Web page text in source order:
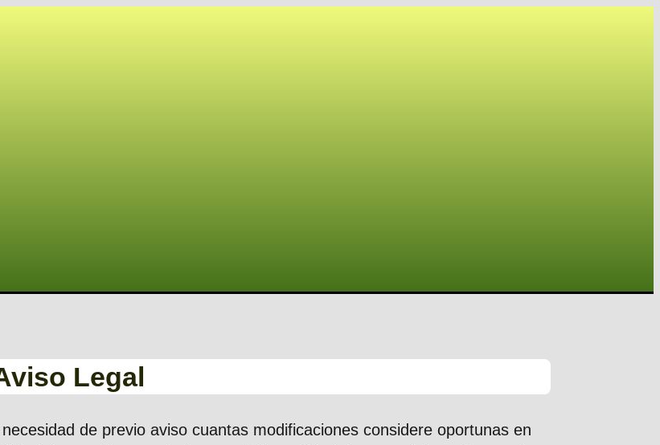
Legal
de previo aviso cuantas modificaciones considere oportunas en